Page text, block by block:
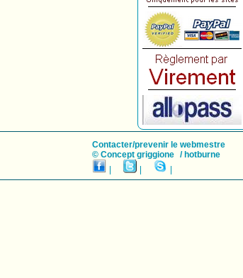
Contacter/prevenir le webmestre
© Concept griggione
/ hotburne